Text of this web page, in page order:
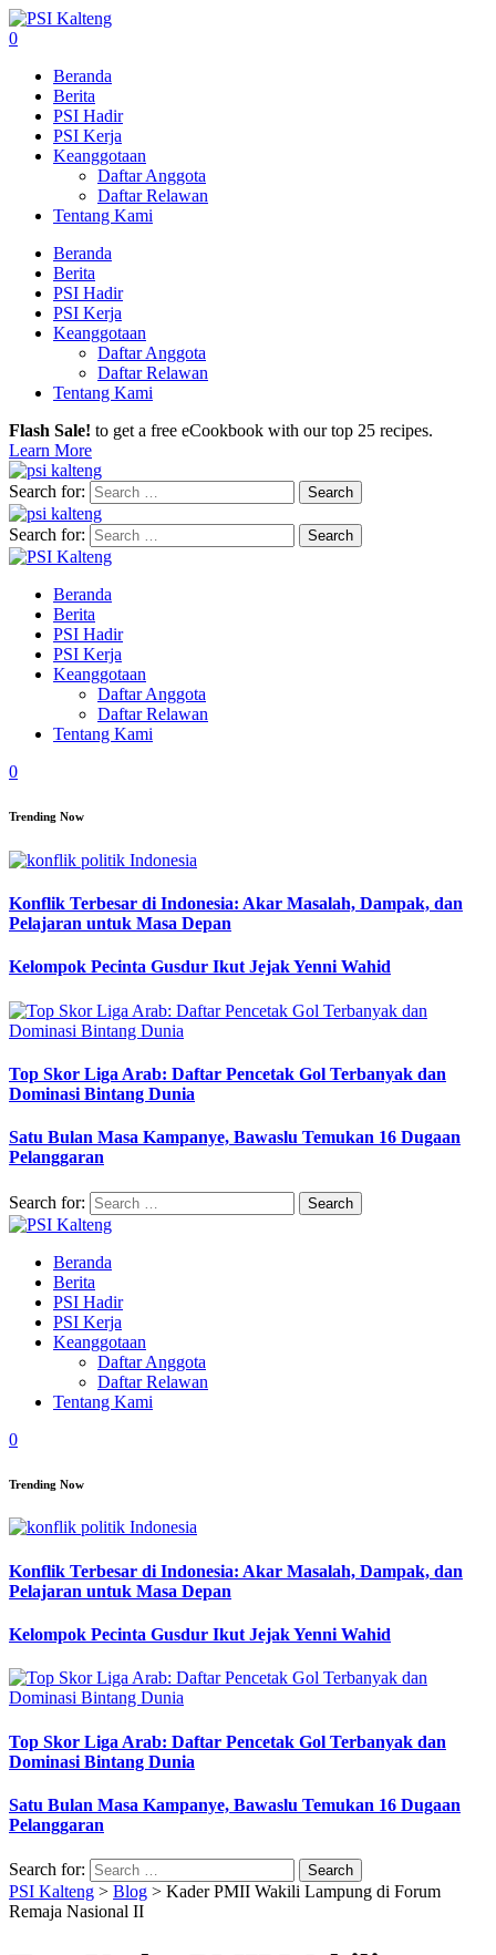
0
Beranda
Berita
PSI Hadir
PSI Kerja
Keanggotaan
Daftar Anggota
Daftar Relawan
Tentang Kami
Beranda
Berita
PSI Hadir
PSI Kerja
Keanggotaan
Daftar Anggota
Daftar Relawan
Tentang Kami
Flash Sale! to get a free eCookbook with our top 25 recipes.
Learn More
Search for:
Search for:
Beranda
Berita
PSI Hadir
PSI Kerja
Keanggotaan
Daftar Anggota
Daftar Relawan
Tentang Kami
0
Trending Now
Konflik Terbesar di Indonesia: Akar Masalah, Dampak, dan
Pelajaran untuk Masa Depan
Kelompok Pecinta Gusdur Ikut Jejak Yenni Wahid
Top Skor Liga Arab: Daftar Pencetak Gol Terbanyak dan
Dominasi Bintang Dunia
Satu Bulan Masa Kampanye, Bawaslu Temukan 16 Dugaan
Pelanggaran
Search for:
Beranda
Berita
PSI Hadir
PSI Kerja
Keanggotaan
Daftar Anggota
Daftar Relawan
Tentang Kami
0
Trending Now
Konflik Terbesar di Indonesia: Akar Masalah, Dampak, dan
Pelajaran untuk Masa Depan
Kelompok Pecinta Gusdur Ikut Jejak Yenni Wahid
Top Skor Liga Arab: Daftar Pencetak Gol Terbanyak dan
Dominasi Bintang Dunia
Satu Bulan Masa Kampanye, Bawaslu Temukan 16 Dugaan
Pelanggaran
Search for:
PSI Kalteng > Blog > Kader PMII Wakili Lampung di Forum
Remaja Nasional II